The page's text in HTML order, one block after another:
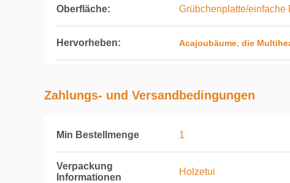
Oberfläche: Grübchenplatte/einfache
Hervorheben: Acajoubäume, die
Zahlungs- und Versandbedingungen
Min Bestellmenge 1
Verpackung
Informationen
Holzetui